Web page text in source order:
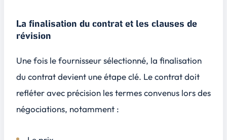
La finalisation du contrat et les clauses de
révision
Une fois le fournisseur sélectionné, la finalisation
du contrat devient une étape clé. Le contrat doit
refléter avec précision les termes convenus lors des
négociations, notamment :